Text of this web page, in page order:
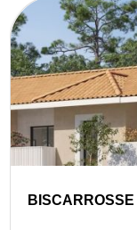
BISCARROSSE